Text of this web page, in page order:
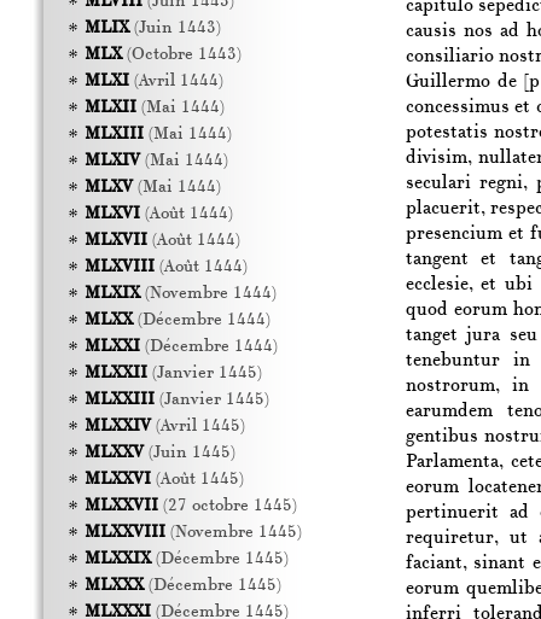
capitulo
causis nos ad
consiliario
Guillermo de
concessimus et
potestatis
divisim,
seculari regni,
placuerit,
presencium et
tangent et
ecclesie, et
quod eorum
tanget jura
tenebuntur in
nostrorum, in
earumdem
gentibus
Parlamenta,
eorum
pertinuerit ad
requiretur, ut
faciant, sinant
eorum
inferri
MLIX(Juin 1443)
MLX(Octobre 1443)
MLXI(Avril 1444)
MLXII(Mai 1444)
MLXIII(Mai 1444)
MLXIV(Mai 1444)
MLXV(Mai 1444)
MLXVI(Août 1444)
MLXVII(Août 1444)
MLXVIII(Août 1444)
MLXIX(Novembre 1444)
MLXX(Décembre 1444)
MLXXI(Décembre 1444)
MLXXII(Janvier 1445)
MLXXIII(Janvier 1445)
MLXXIV(Avril 1445)
MLXXV(Juin 1445)
MLXXVI(Août 1445)
MLXXVII(27 octobre 1445)
MLXXVIII(Novembre 1445)
MLXXIX(Décembre 1445)
MLXXX(Décembre 1445)
MLXXXI(Décembre 1445)